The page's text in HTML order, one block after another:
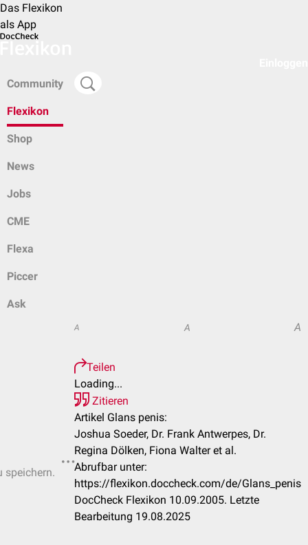
Das Flexikon
als App
Community
Flexikon
Shop
News
Jobs
CME
Flexa
Piccer
Ask
speichern.
A A A
Teilen
Loading...
Zitieren
Artikel Glans penis:
Joshua Soeder, Dr. Frank Antwerpes, Dr.
Regina Dölken, Fiona Walter et al.
Abrufbar unter:
https://flexikon.doccheck.com/de/Glans_penis
DocCheck Flexikon 10.09.2005. Letzte
Bearbeitung 19.08.2025